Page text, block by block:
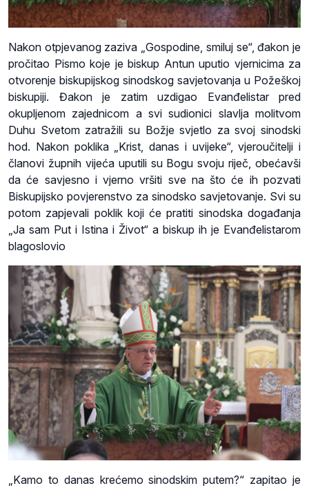
Nakon otpjevanog zaziva „Gospodine, smiluj se“, đakon je
pročitao Pismo koje je biskup Antun uputio vjernicima za
otvorenje biskupijskog sinodskog savjetovanja u Požeškoj
biskupiji. Đakon je zatim uzdigao Evanđelistar pred
okupljenom zajednicom a svi sudionici slavlja molitvom
Duhu Svetom zatražili su Božje svjetlo za svoj sinodski
hod. Nakon poklika „Krist, danas i uvijeke“, vjeroučitelji i
članovi župnih vijeća uputili su Bogu svoju riječ, obećavši
da će savjesno i vjerno vršiti sve na što će ih pozvati
Biskupijsko povjerenstvo za sinodsko savjetovanje. Svi su
potom zapjevali poklik koji će pratiti sinodska događanja
„Ja sam Put i Istina i Život“ a biskup ih je Evanđelistarom
blagoslovio
„Kamo to danas krećemo sinodskim putem?“ zapitao je